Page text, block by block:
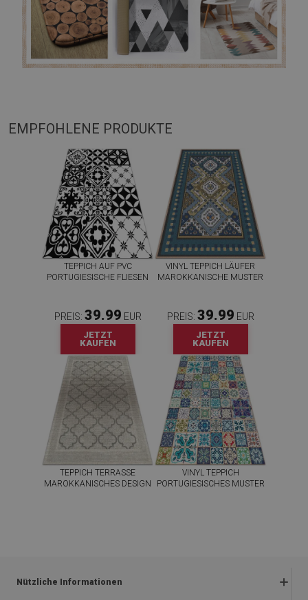
EMPFOHLENE PRODUKTE
TEPPICH AUF PVC
PORTUGIESISCHE FLIESEN
PREIS: 39.99 EUR
JETZT
KAUFEN
VINYL TEPPICH LÄUFER
MAROKKANISCHE MUSTER
PREIS: 39.99 EUR
JETZT
KAUFEN
TEPPICH TERRASSE
MAROKKANISCHES DESIGN
VINYL TEPPICH
PORTUGIESISCHES MUSTER
Nützliche Informationen